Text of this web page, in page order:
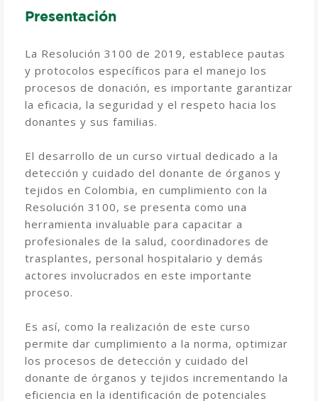
Presentación
La Resolución 3100 de 2019, establece pautas
y protocolos específicos para el manejo los
procesos de donación, es importante garantizar
la eficacia, la seguridad y el respeto hacia los
donantes y sus familias.
El desarrollo de un curso virtual dedicado a la
detección y cuidado del donante de órganos y
tejidos en Colombia, en cumplimiento con la
Resolución 3100, se presenta como una
herramienta invaluable para capacitar a
profesionales de la salud, coordinadores de
trasplantes, personal hospitalario y demás
actores involucrados en este importante
proceso.
Es así, como la realización de este curso
permite dar cumplimiento a la norma, optimizar
los procesos de detección y cuidado del
donante de órganos y tejidos incrementando la
eficiencia en la identificación de potenciales